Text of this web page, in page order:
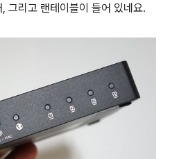
그리고 랜테이블이 들어 있네요.